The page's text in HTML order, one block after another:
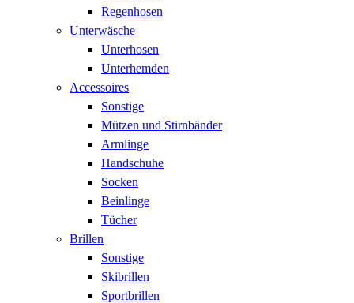
Regenhosen
Unterwäsche
Unterhosen
Unterhemden
Accessoires
Sonstige
Mützen und Stirnbänder
Armlinge
Handschuhe
Socken
Beinlinge
Tücher
Brillen
Sonstige
Skibrillen
Sportbrillen